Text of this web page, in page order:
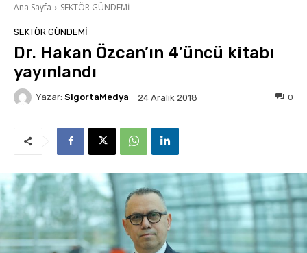
Ana Sayfa SEKTÖR GÜNDEMİ
SEKTÖR GÜNDEMİ
Dr. Hakan Özcan’ın 4’üncü kitabı
yayınlandı
Yazar: SigortaMedya 24 Aralık 2018 0